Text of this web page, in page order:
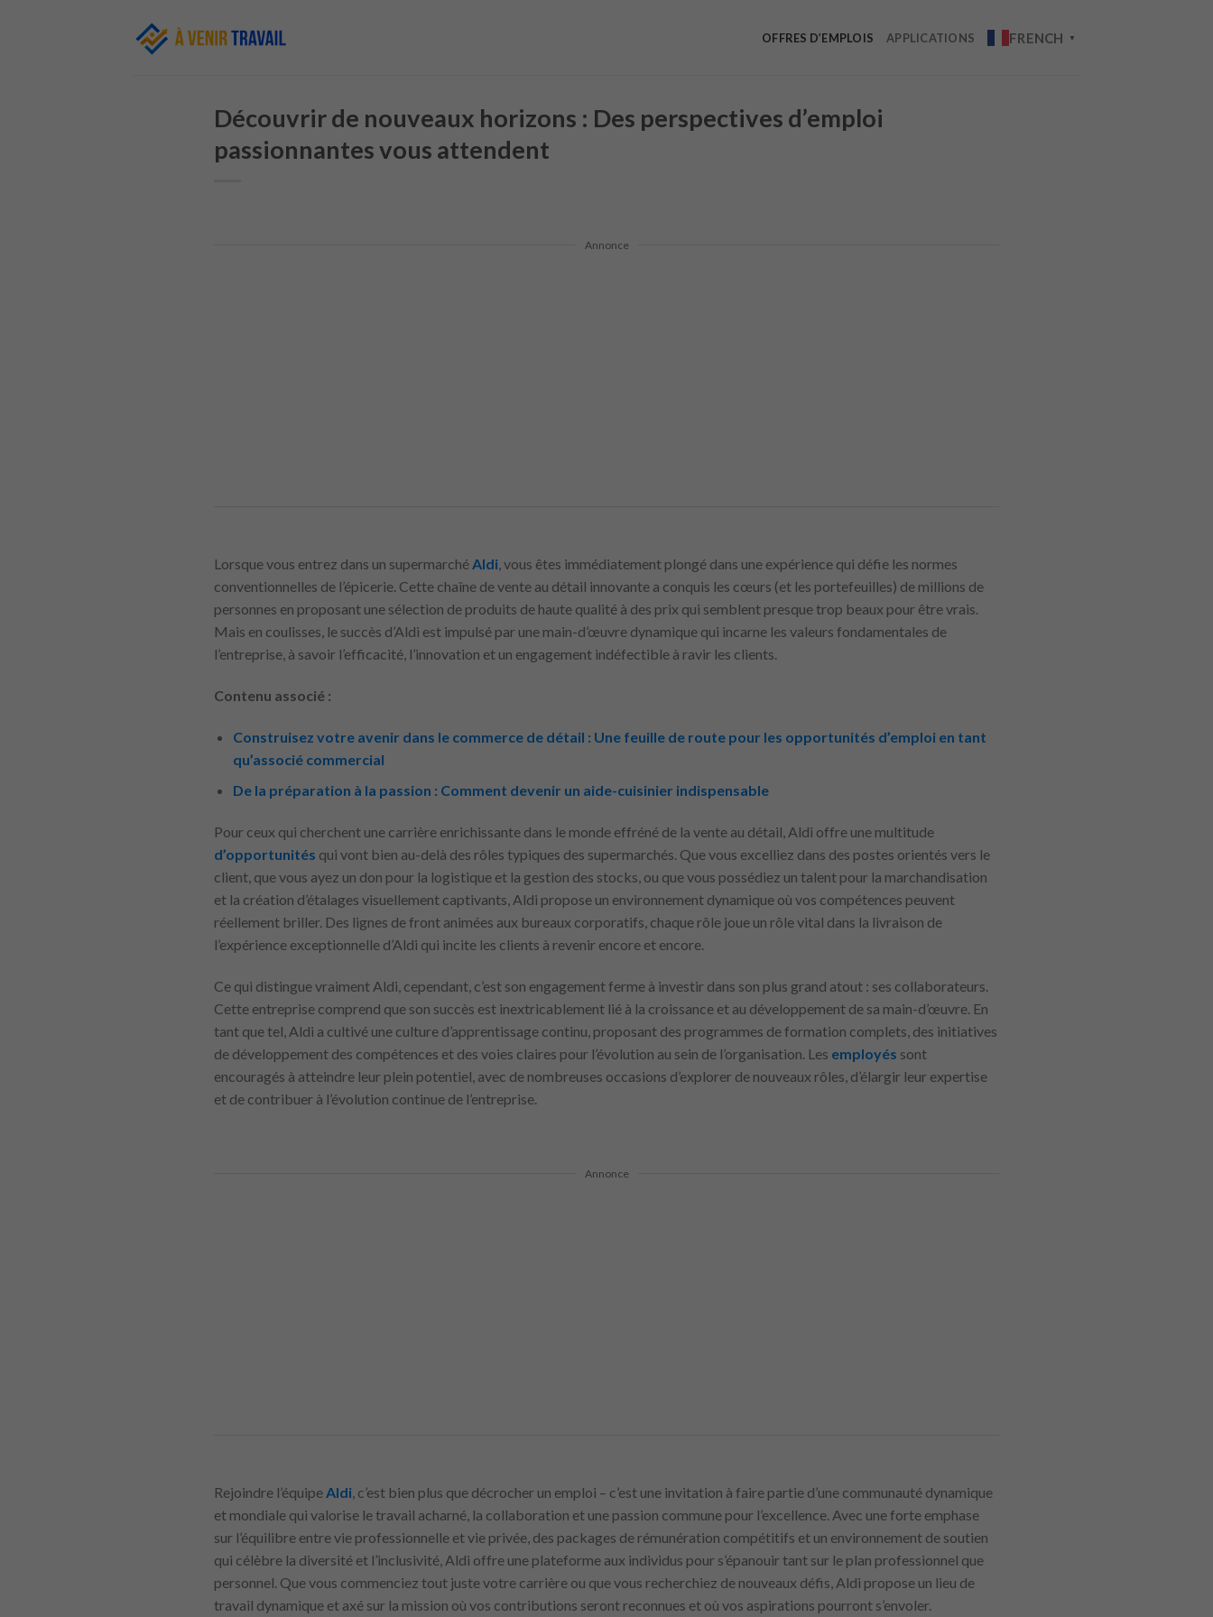
OFFRES D’EMPLOIS APPLICATIONS FRENCH ▼
Découvrir de nouveaux horizons : Des perspectives d’emploi
passionnantes vous attendent
Annonce
Lorsque vous entrez dans un supermarchéAldi, vous êtes immédiatement plongé dans une expérience qui défie les normes
conventionnelles de l’épicerie. Cette chaîne de vente au détail innovante a conquis les cœurs (et les portefeuilles) de millions de
personnes en proposant une sélection de produits de haute qualité à des prix qui semblent presque trop beaux pour être vrais.
Mais en coulisses, le succès d’Aldi est impulsé par une main-d’œuvre dynamique qui incarne les valeurs fondamentales de
l’entreprise, à savoir l’efficacité, l’innovation et un engagement indéfectible à ravir les clients.
Contenu associé :
Construisez votre avenir dans le commerce de détail : Une feuille de route pour les opportunités d’emploi en tant
qu’associé commercial
De la préparation à la passion : Comment devenir un aide-cuisinier indispensable
Pour ceux qui cherchent une carrière enrichissante dans le monde effréné de la vente au détail, Aldi offre une multitude
d’opportunités qui vont bien au-delà des rôles typiques des supermarchés. Que vous excelliez dans des postes orientés vers le
client, que vous ayez un don pour la logistique et la gestion des stocks, ou que vous possédiez un talent pour la marchandisation
et la création d’étalages visuellement captivants, Aldi propose un environnement dynamique où vos compétences peuvent
réellement briller. Des lignes de front animées aux bureaux corporatifs, chaque rôle joue un rôle vital dans la livraison de
l’expérience exceptionnelle d’Aldi qui incite les clients à revenir encore et encore.
Ce qui distingue vraiment Aldi, cependant, c’est son engagement ferme à investir dans son plus grand atout : ses collaborateurs.
Cette entreprise comprend que son succès est inextricablement lié à la croissance et au développement de sa main-d’œuvre. En
tant que tel, Aldi a cultivé une culture d’apprentissage continu, proposant des programmes de formation complets, des initiatives
de développement des compétences et des voies claires pour l’évolution au sein de l’organisation. Les employés sont
encouragés à atteindre leur plein potentiel, avec de nombreuses occasions d’explorer de nouveaux rôles, d’élargir leur expertise
et de contribuer à l’évolution continue de l’entreprise.
Annonce
Rejoindre l’équipe Aldi , c’est bien plus que décrocher un emploi – c’est une invitation à faire partie d’une communauté dynamique
et mondiale qui valorise le travail acharné, la collaboration et une passion commune pour l’excellence. Avec une forte emphase
sur l’équilibre entre vie professionnelle et vie privée, des packages de rémunération compétitifs et un environnement de soutien
qui célèbre la diversité et l’inclusivité, Aldi offre une plateforme aux individus pour s’épanouir tant sur le plan professionnel que
personnel. Que vous commenciez tout juste votre carrière ou que vous recherchiez de nouveaux défis, Aldi propose un lieu de
travail dynamique et axé sur la mission où vos contributions seront reconnues et où vos aspirations pourront s’envoler.